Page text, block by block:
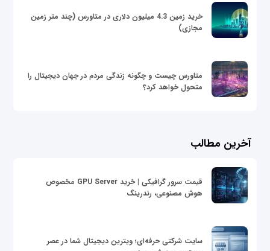
خرید زمین 4.3 میلیون دلاری در متاورس (چند متر زمین
مجازی)
متاورس چیست و چگونه زندگی مردم در جهان دیجیتال را
متحول خواهد کرد؟
آخرین مطالب
قیمت سرور گرافیکی | خرید GPU Server مخصوص
هوش مصنوعی، رندرینگ
سایت شرکتی حرفه‌ای؛ ویترین دیجیتال شما در عصر